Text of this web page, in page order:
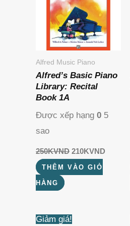
Alfred Music Piano
Alfred’s Basic Piano
Library: Recital
Book 1A
Được xếp hạng 0 5
sao
250KVND 210KVND
THÊM VÀO GIỎ
HÀNG
Giảm giá!Giá